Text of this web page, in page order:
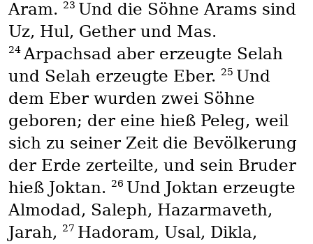
Aram. 23 Und die Söhne Arams sind
Uz, Hul, Gether und Mas.
24 Arpachsad aber erzeugte Selah
und Selah erzeugte Eber. 25 Und
dem Eber wurden zwei Söhne
geboren; der eine hieß Peleg, weil
sich zu seiner Zeit die Bevölkerung
der Erde zerteilte, und sein Bruder
hieß Joktan. 26 Und Joktan erzeugte
Almodad, Saleph, Hazarmaveth,
Jarah,
27 Hadoram, Usal, Dikla,